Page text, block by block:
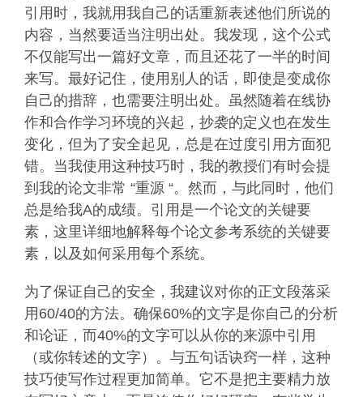
引用时，我就用我自己的话重新表述他们所说的
内容，当然要适当注明出处。我发现，这个公式
不仅能写出一篇好文章，而且还花了一半的时间
来写。最好记住，使用别人的话，即使是变成你
自己的措辞，也需要注明出处。虽然随着在线协
作和合作学习环境的兴起，抄袭的定义也在发生
变化，但为了安全起见，总是在过度引用方面犯
错。当我使用这种技巧时，我的教授们有时会提
到我的论文非常 “重源 “。然而，与此同时，他们
总是给我A的成绩。引用是一个论文的关键要
素，这里详细地解释每个论文参考系统的关键要
素，以及如何采用每个系统。
为了保证自己的安全，我建议对你的正文段落采
用60/40的方法。确保60%的文字是你自己的分析
和论证，而40%的文字可以从你的来源中引用
（或你转述的文字）。与五句话诀窍一样，这种
技巧使写作过程更加简单。它不是把主要精力放